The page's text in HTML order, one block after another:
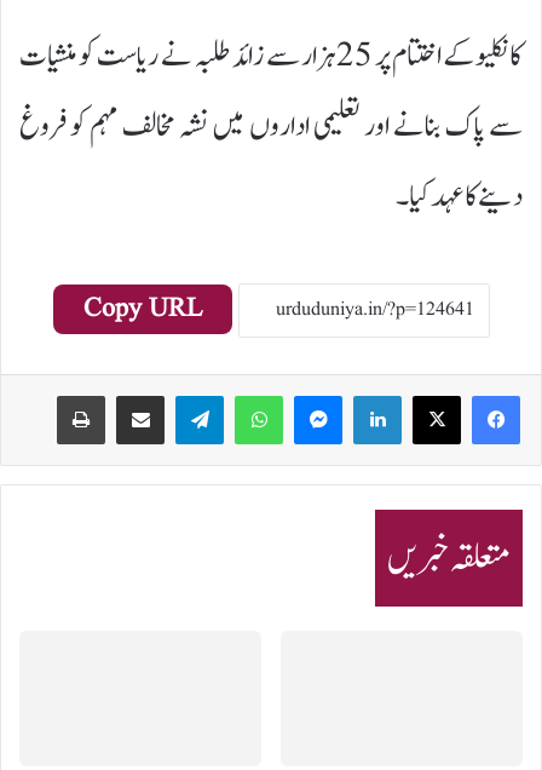
کانکلیو کے اختتام پر 25 ہزار سے زائد طلبہ نے ریاست کو منشیات
سے پاک بنانے اور تعلیمی اداروں میں نشہ مخالف مہم کو فروغ
دینے کا عہد کیا۔
Copy URL
LinkedIn
WhatsApp
Telegram
متعلقہ خبریں